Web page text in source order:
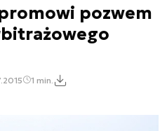
pozwem
1 min.